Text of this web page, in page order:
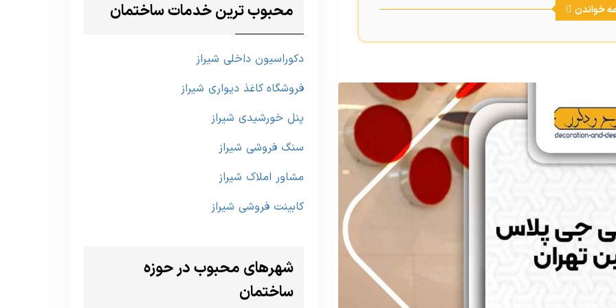
خواندن محبوب ترین خدمات ساختمان
دکوراسیون داخلی شیراز
فروشگاه کاغذ دیواری شیراز
پنل خورشیدی شیراز
سنگ فروشی شیراز
مشاور املاک شیراز
کابینت فروشی شیراز
شهرهای محبوب در حوزه
ساختمان